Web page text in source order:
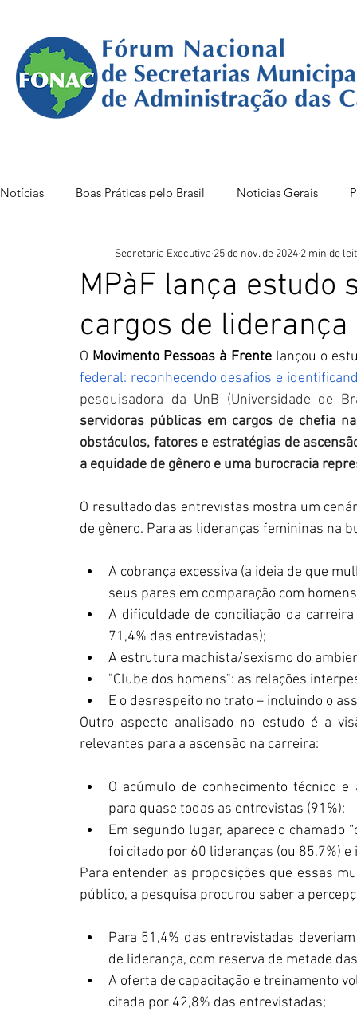
Notícias Boas Práticas pelo Brasil Noticias Gerais
FONAC 85 VITÓRIA FONAC86BSB FONAC 84
MPàF lança estudo
cargos de
Secretaria Executiva 25 de nov. de 2024 2 min de
O Movimento Pessoas à Frente lançou o
federal: reconhecendo desafios e
pesquisadora da UnB (Universidade de
servidoras públicas em cargos de chefia
obstáculos, fatores e estratégias de
a equidade de gênero e uma burocracia
O resultado das entrevistas mostra um
de gênero. Para as lideranças femininas na
A cobrança excessiva (a ideia de que
seus pares em comparação com
A dificuldade de conciliação da
71,4% das entrevistadas);
A estrutura machista/sexismo do
"Clube dos homens": as relações
E o desrespeito no trato – incluindo o
Outro aspecto analisado no estudo é a
relevantes para a ascensão na carreira:
O acúmulo de conhecimento técnico
para quase todas as entrevistas (91%);
Em segundo lugar, aparece o chamado
foi citado por 60 lideranças (ou 85,7%)
Para entender as proposições que essas
público, a pesquisa procurou saber a
Para 51,4% das entrevistadas
de liderança, com reserva de metade
A oferta de capacitação e treinamento
citada por 42,8% das entrevistadas;